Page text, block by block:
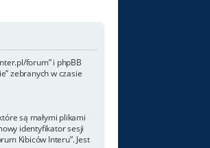
forum” i phpBB
zebranych w czasie
są małymi plikami
identyfikator sesji
Kibiców Interu”. Jest